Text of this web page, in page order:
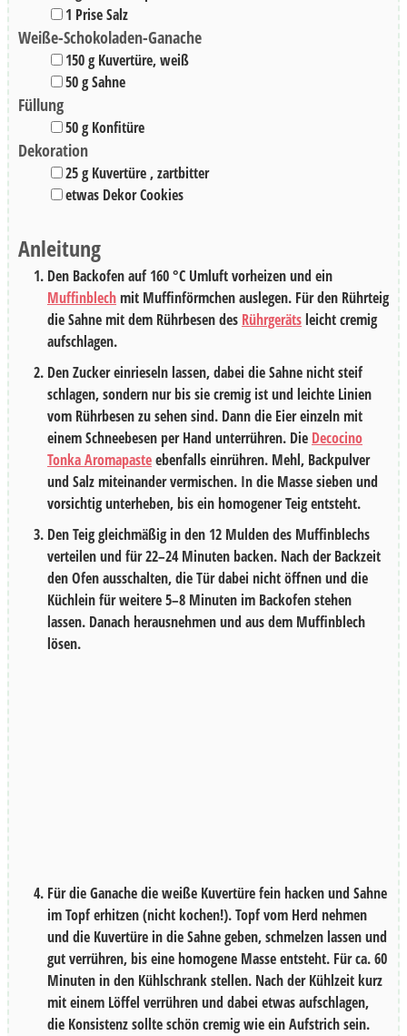
▢
1 PriseSalz
Weiße-Schokoladen-Ganache
▢
150g Kuvertüre,weiß
▢
50gSahne
Füllung
▢
50g Konfitüre
Dekoration
▢
25g Kuvertüre ,zartbitter
▢
etwas Dekor Cookies
Anleitung
Den Backofen auf 160 °C Umluft vorheizen und ein
Muffinblech mit Muffinförmchen auslegen. Für den Rührteig
die Sahne mit dem Rührbesen des Rührgeräts leicht cremig
aufschlagen.
Den Zucker einrieseln lassen, dabei die Sahne nicht steif
schlagen, sondern nur bis sie cremig ist und leichte Linien
vom Rührbesen zu sehen sind. Dann die Eier einzeln mit
einem Schneebesen per Hand unterrühren. Die Decocino
Tonka Aromapasteebenfalls einrühren. Mehl, Backpulver
und Salz miteinander vermischen. In die Masse sieben und
vorsichtig unterheben, bis ein homogener Teig entsteht.
Den Teig gleichmäßig in den 12 Mulden des Muffinblechs
verteilen und für22–24 Minuten backen. Nach der Backzeit
den Ofen ausschalten, die Tür dabei nicht öffnen und die
Küchlein für weitere5–8 Minuten im Backofen stehen
lassen. Danach herausnehmen und aus dem Muffinblech
lösen.
Für die Ganache die weiße Kuvertüre fein hacken und Sahne
im Topf erhitzen (nicht kochen!). Topf vom Herd nehmen
und die Kuvertüre in die Sahne geben, schmelzen lassen und
gut verrühren, bis eine homogene Masse entsteht. Für ca.60
Minuten in den Kühlschrank stellen. Nach der Kühlzeit kurz
mit einem Löffel verrühren und dabei etwas aufschlagen,
die Konsistenz sollte schön cremig wie ein Aufstrich sein.